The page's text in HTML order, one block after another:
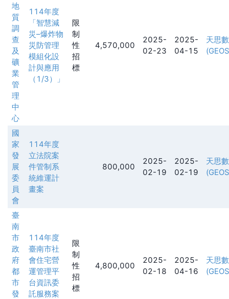
地
質
調
查
及
礦
業
管
理
中
心
114年度
「智慧減
災–爆炸物
災防管理
模組化設
計與應用
（1/3）」
限
制
性
招
標
4,570,000
2025-
02-23
2025-
04-15
天思
國
家
發
展
委
員
會
114年度
立法院案
件管制系
統維運計
畫案
800,000
2025-
02-19
2025-
02-19
天思
臺
南
市
政
府
都
市
發
114年度
臺南市社
會住宅營
運管理平
台資訊委
託服務案
限
制
性
招
標
4,800,000
2025-
02-18
2025-
04-16
天思